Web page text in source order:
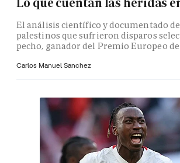
Lo que cuentan las heridas
El análisis científico y documentado de
palestinos que sufrieron disparos
pecho, ganador del Premio Europeo
Carlos Manuel Sanchez